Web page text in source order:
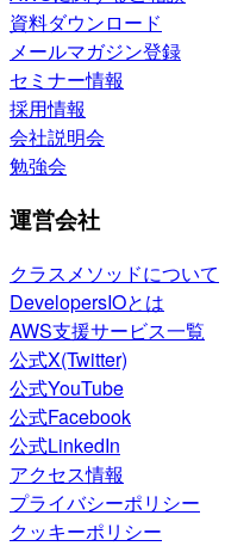
資料ダウンロード
メールマガジン登録
セミナー情報
採用情報
会社説明会
勉強会
運営会社
クラスメソッドについて
DevelopersIOとは
AWS支援サービス一覧
公式X(Twitter)
公式YouTube
公式Facebook
公式LinkedIn
アクセス情報
プライバシーポリシー
クッキーポリシー